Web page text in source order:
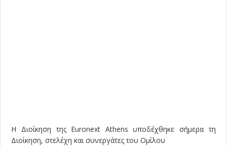
H Διοίκηση της Euronext Athens υποδέχθηκε σήμερα τη
Διοίκηση, στελέχη και συνεργάτες του Ομίλου